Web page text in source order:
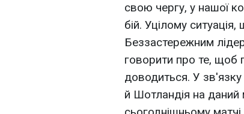
свою чергу, у нашої
бій. Уцілому
Беззастережним
говорити про те, щоб
доводиться. У зв'язку
й Шотландія на